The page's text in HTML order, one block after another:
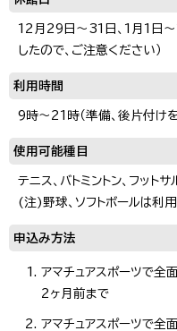
12月29日～31日、1月1日～
したので、ご注意ください）
利用時間
9時～21時（準備、後片付けを
使用可能種目
テニス、バトミントン、フット
(注)野球、ソフトボールは利
申込み方法
アマチュアスポーツで全
2ヶ月前まで
アマチュアスポーツで全